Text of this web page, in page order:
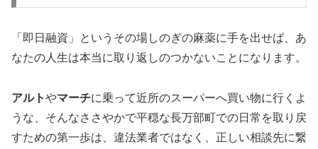
「即日融資」というその場しのぎの麻薬に手を出せば、あ
なたの人生は本当に取り返しのつかないことになります。
アルトやマーチに乗って近所のスーパーへ買い物に行くよ
うな、そんなささやかで平穏な長万部町での日常を取り戻
すための第一歩は、違法業者ではなく、正しい相談先に繋